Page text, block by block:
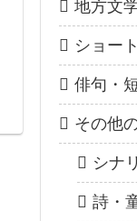
地方文
ショー
俳句・
その他
シナ
詩・